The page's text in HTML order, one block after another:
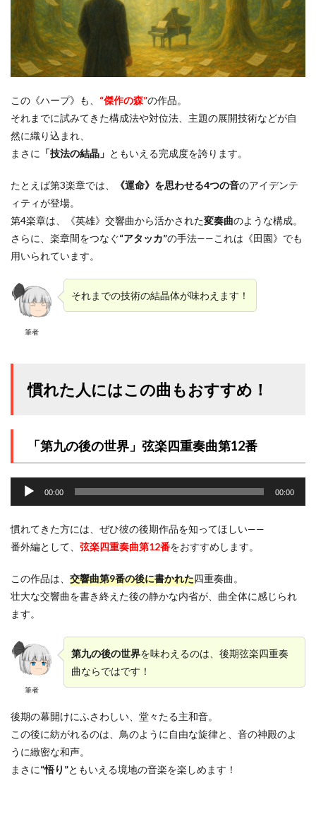
この《ハープ》も、 “傑作の森”の作品。
それまでに試みてきた構成法や対位法、主題の展開技術などが自
然に織り込まれ、
まさに 「技法の結晶」 ともいえる完成度を誇ります。
たとえば第3楽章では、 《運命》を思わせる4つの音のアイデンテ
ィティが登場。
第4楽章は、《英雄》交響曲から活かされた変奏曲のような構成。
さらに、楽章間をつなぐ“アタッカ”の手法——これは《田園》でも
用いられています。
筆者
それまでの技術の結晶体が味わえます！
慣れた人にはこの曲もおすすめ！
「第九の後の世界」弦楽四重奏曲第12番
プ
レ
ー
ー
00:00 00:00
慣れてきた方には、ぜひ彼の後期作品を知ってほしい——
番外編として、 弦楽四重奏曲第12番をおすすめします。
この作品は、 交響曲第9番の後に書かれた四重奏曲。
壮大な交響曲を書き終えた後の静かな内省が、曲全体に感じられ
ます。
筆者
第九の後の世界を味わえるのは、後期弦楽四重奏
曲ならではです！
後期の幕開けにふさわしい、堂々たる主和音。
この後に紡がれるのは、鳥のように自由な旋律と、音の神殿のよ
うに緻密な和声。
まさに“悟り”ともいえる境地の音楽を楽しめます！